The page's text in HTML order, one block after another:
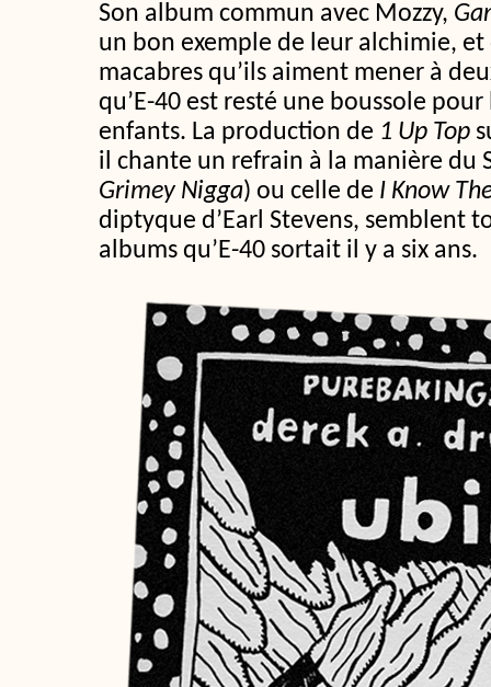
Son album commun avec Mozzy,
un bon exemple de leur alchimie, et
macabres qu’ils aiment mener à
qu’E-40 est resté une boussole
enfants. La production de 1 Up Top
il chante un refrain à la manière du
Grimey Nigga) ou celle de I Know
diptyque d’Earl Stevens, semblent
albums qu’E-40 sortait il y a six ans.